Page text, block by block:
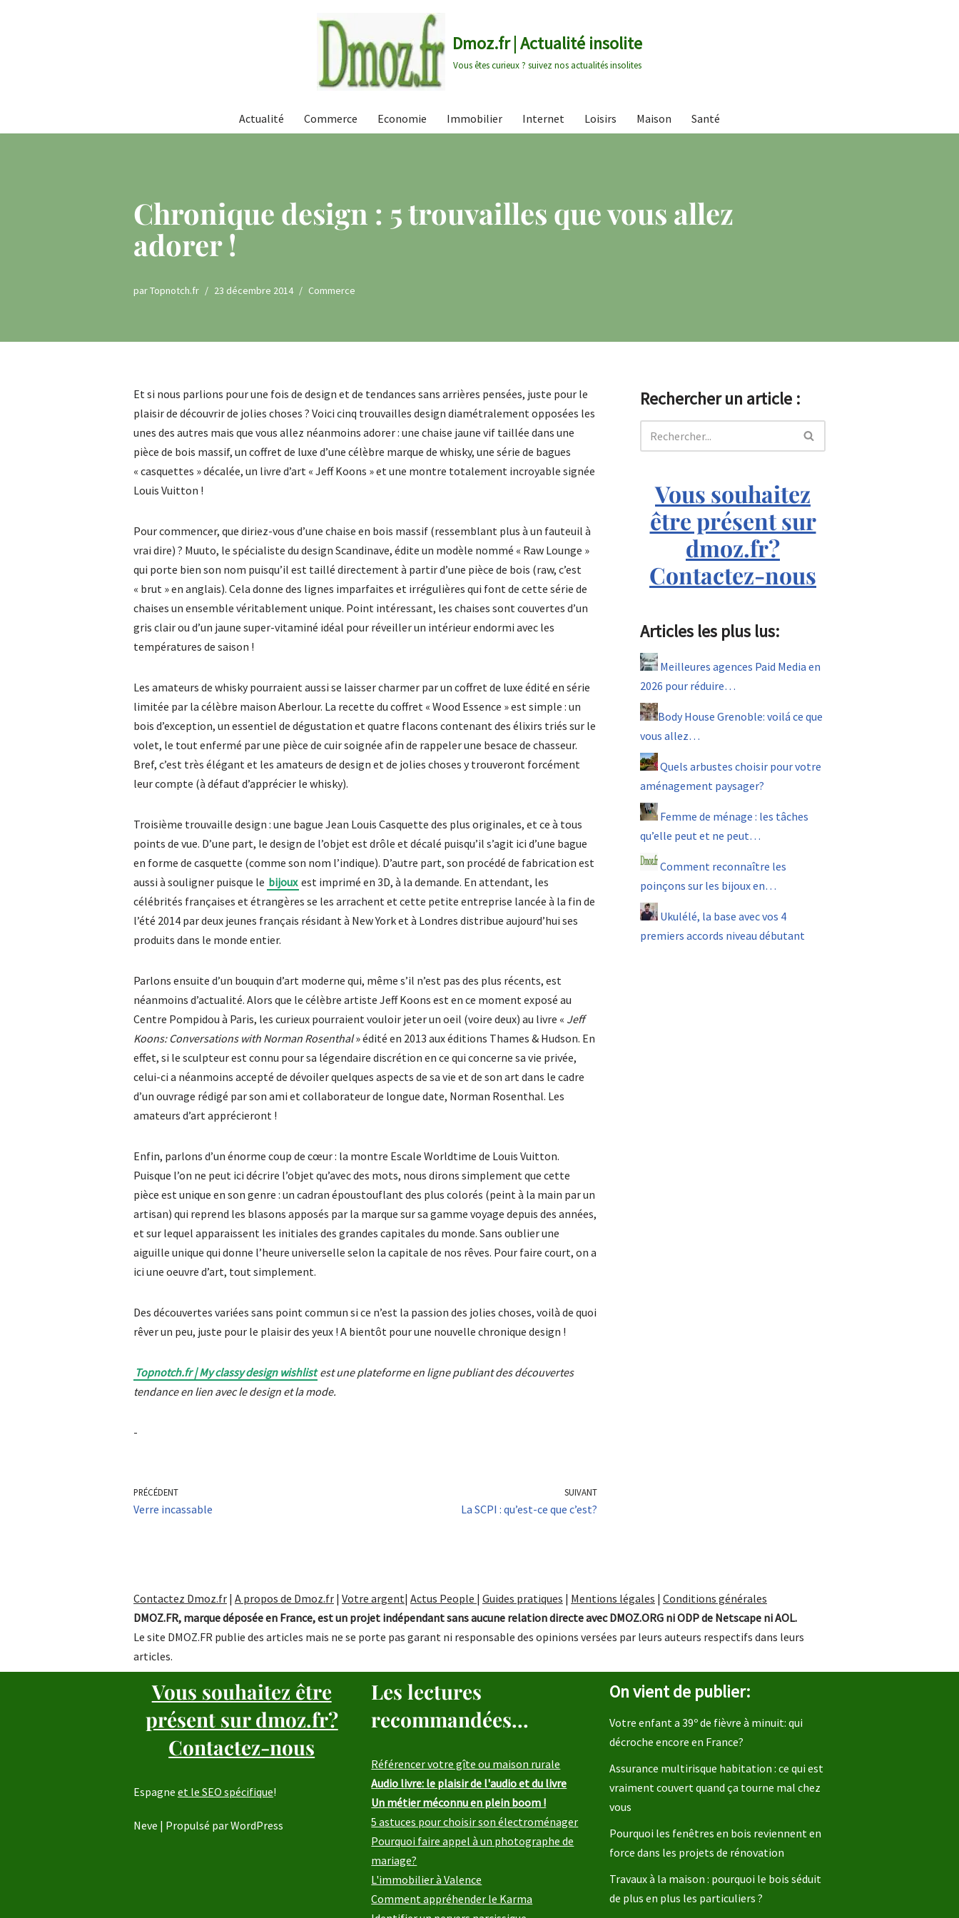
Dmoz.fr | Actualité insolite
Vous êtes curieux ? suivez nos actualités insolites
Actualité Commerce Economie Immobilier Internet Loisirs Maison Santé
Chronique design : 5 trouvailles que vous allez
adorer !
parTopnotch.fr 23 décembre 2014 Commerce
Et si nous parlions pour une fois de design et de tendances sans arrières pensées, juste pour le
plaisir de découvrir de jolies choses ? Voici cinq trouvailles design diamétralement opposées les
unes des autres mais que vous allez néanmoins adorer : une chaise jaune vif taillée dans une
pièce de bois massif, un coffret de luxe d’une célèbre marque de whisky, une série de bagues
« casquettes » décalée, un livre d’art « Jeff Koons » et une montre totalement incroyable signée
Louis Vuitton !
Pour commencer, que diriez-vous d’une chaise en bois massif (ressemblant plus à un fauteuil à
vrai dire) ? Muuto, le spécialiste du design Scandinave, édite un modèle nommé « Raw Lounge »
qui porte bien son nom puisqu’il est taillé directement à partir d’une pièce de bois (raw, c’est
« brut » en anglais). Cela donne des lignes imparfaites et irrégulières qui font de cette série de
chaises un ensemble véritablement unique. Point intéressant, les chaises sont couvertes d’un
gris clair ou d’un jaune super-vitaminé idéal pour réveiller un intérieur endormi avec les
températures de saison !
Les amateurs de whisky pourraient aussi se laisser charmer par un coffret de luxe édité en série
limitée par la célèbre maison Aberlour. La recette du coffret « Wood Essence » est simple : un
bois d’exception, un essentiel de dégustation et quatre flacons contenant des élixirs triés sur le
volet, le tout enfermé par une pièce de cuir soignée afin de rappeler une besace de chasseur.
Bref, c’est très élégant et les amateurs de design et de jolies choses y trouveront forcément
leur compte (à défaut d’apprécier le whisky).
Troisième trouvaille design : une bague Jean Louis Casquette des plus originales, et ce à tous
points de vue. D’une part, le design de l’objet est drôle et décalé puisqu’il s’agit ici d’une bague
en forme de casquette (comme son nom l’indique). D’autre part, son procédé de fabrication est
aussi à souligner puisque le bijoux est imprimé en 3D, à la demande. En attendant, les
célébrités françaises et étrangères se les arrachent et cette petite entreprise lancée à la fin de
l’été 2014 par deux jeunes français résidant à New York et à Londres distribue aujourd’hui ses
produits dans le monde entier.
Parlons ensuite d’un bouquin d’art moderne qui, même s’il n’est pas des plus récents, est
néanmoins d’actualité. Alors que le célèbre artiste Jeff Koons est en ce moment exposé au
Centre Pompidou à Paris, les curieux pourraient vouloir jeter un oeil (voire deux) au livre « Jeff
Koons: Conversations with Norman Rosenthal» édité en 2013 aux éditions Thames & Hudson. En
effet, si le sculpteur est connu pour sa légendaire discrétion en ce qui concerne sa vie privée,
celui-ci a néanmoins accepté de dévoiler quelques aspects de sa vie et de son art dans le cadre
d’un ouvrage rédigé par son ami et collaborateur de longue date, Norman Rosenthal. Les
amateurs d’art apprécieront !
Enfin, parlons d’un énorme coup de cœur : la montre Escale Worldtime de Louis Vuitton.
Puisque l’on ne peut ici décrire l’objet qu’avec des mots, nous dirons simplement que cette
pièce est unique en son genre : un cadran époustouflant des plus colorés (peint à la main par un
artisan) qui reprend les blasons apposés par la marque sur sa gamme voyage depuis des années,
et sur lequel apparaissent les initiales des grandes capitales du monde. Sans oublier une
aiguille unique qui donne l’heure universelle selon la capitale de nos rêves. Pour faire court, on a
ici une oeuvre d’art, tout simplement.
Des découvertes variées sans point commun si ce n’est la passion des jolies choses, voilà de quoi
rêver un peu, juste pour le plaisir des yeux ! A bientôt pour une nouvelle chronique design !
Topnotch.fr | My classy design wishlistest une plateforme en ligne publiant des découvertes
tendance en lien avec le design et la mode.
-
PRÉCÉDENT
Verre incassable
SUIVANT
La SCPI : qu’est-ce que c’est?
Rechercher un article :
Vous souhaitez
être présent sur
dmoz.fr?
Contactez-nous
Articles les plus lus:
Meilleures agences Paid Media en
2026 pour réduire…
Body House Grenoble: voilá ce que
vous allez…
Quels arbustes choisir pour votre
aménagement paysager?
Femme de ménage : les tâches
qu’elle peut et ne peut…
Comment reconnaître les
poinçons sur les bijoux en…
Ukulélé, la base avec vos 4
premiers accords niveau débutant
Contactez Dmoz.fr | A propos de Dmoz.fr | Votre argent| Actus People | Guides pratiques | Mentions légales | Conditions générales
DMOZ.FR, marque déposée en France, est un projet indépendant sans aucune relation directe avec DMOZ.ORG ni ODP de Netscape ni AOL.
Le site DMOZ.FR publie des articles mais ne se porte pas garant ni responsable des opinions versées par leurs auteurs respectifs dans leurs
articles.
Vous souhaitez être
présent sur dmoz.fr?
Contactez-nous
Espagne et le SEO spécifique!
Neve | Propulsé parWordPress
Les lectures
recommandées...
Référencer votre gîte ou maison rurale
Audio livre: le plaisir de l'audio et du livre
Un métier méconnu en plein boom !
5 astuces pour choisir son électroménager
Pourquoi faire appel à un photographe de
mariage?
L'immobilier à Valence
Comment appréhender le Karma
On vient de publier:
Votre enfant a 39º de fièvre à minuit: qui
décroche encore en France?
Assurance multirisque habitation : ce qui est
vraiment couvert quand ça tourne mal chez
vous
Pourquoi les fenêtres en bois reviennent en
force dans les projets de rénovation
Travaux à la maison : pourquoi le bois séduit
de plus en plus les particuliers ?